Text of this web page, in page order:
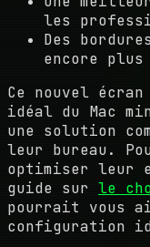
les
Des
encore plus
Ce nouvel
idéal du Mac
une solution
leur bureau.
optimiser leur
guide sur le
pourrait vous
configuration